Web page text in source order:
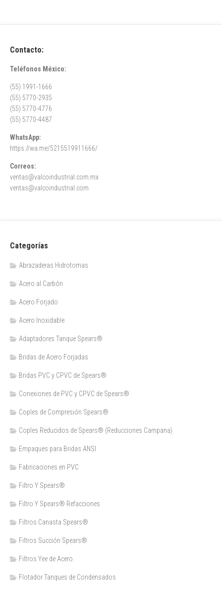
Contacto:
Teléfonos México:
(55) 1991-1666
(55) 5770-2935
(55) 5770-4776
(55) 5770-4487
WhatsApp:
https://wa.me/5215519911666/
Correos:
ventas@valcoindustrial.com.mx
ventas@valcoindustrial.com
Categorías
Abrazaderas Hidrotomas
Acero al Carbón
Acero Forjado
Acero Inoxidable
Adaptadores Tanque Spears®
Bridas de Acero Forjadas
Bridas PVC y CPVC de Spears®
Conexiones de PVC y CPVC de Spears®
Coples de Compresión Spears®
Coples Reducidos de Spears® (Reducciones Campana)
Empaques para Bridas ANSI
Fabricaciones en PVC
Filtro Y Spears®
Filtro Y Spears® Refacciones
Filtros Canasta Spears®
Filtros Succión Spears®
Filtros Yee de Acero
Flotador Tanques de Condensados